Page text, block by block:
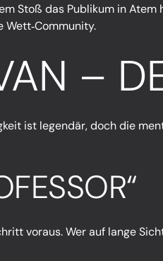
Stoß das Publikum in
Wett‑Community.
–
ist legendär, doch die
voraus. Wer auf lange